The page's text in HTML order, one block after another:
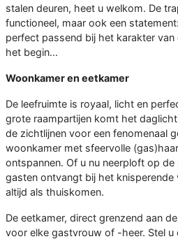
stalen deuren, heet u welkom. De
functioneel, maar ook een
perfect passend bij het karakter
het begin...
Woonkamer en eetkamer
De leefruimte is royaal, licht en
grote raampartijen komt het
de zichtlijnen voor een fenomenaal
woonkamer met sfeervolle
ontspannen. Of u nu neerploft op
gasten ontvangt bij het knisperende
altijd als thuiskomen.
De eetkamer, direct grenzend aan
voor elke gastvrouw of -heer. Stel u